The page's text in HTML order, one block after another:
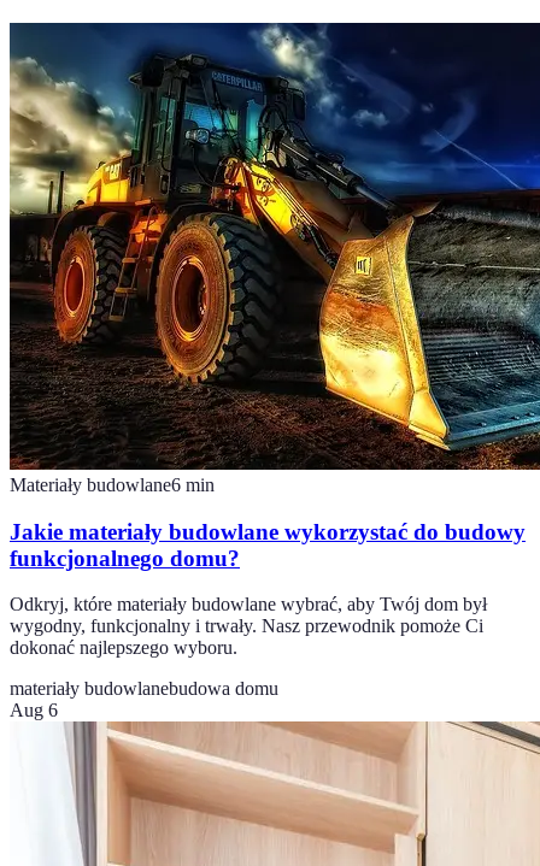
Materiały budowlane6 min
Jakie materiały budowlane wykorzystać do budowy
funkcjonalnego domu?
Odkryj, które materiały budowlane wybrać, aby Twój dom był
wygodny, funkcjonalny i trwały. Nasz przewodnik pomoże Ci
dokonać najlepszego wyboru.
materiały budowlanebudowa domu
Aug 6